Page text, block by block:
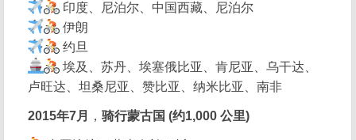
印度、尼泊尔、中国西藏、尼泊尔
伊朗
约旦
埃及、苏丹、埃塞俄比亚、肯尼亚、乌干达、
卢旺达、坦桑尼亚、赞比亚、纳米比亚、南非
2015年7月 ，骑行蒙古国 (约1,000 公里)